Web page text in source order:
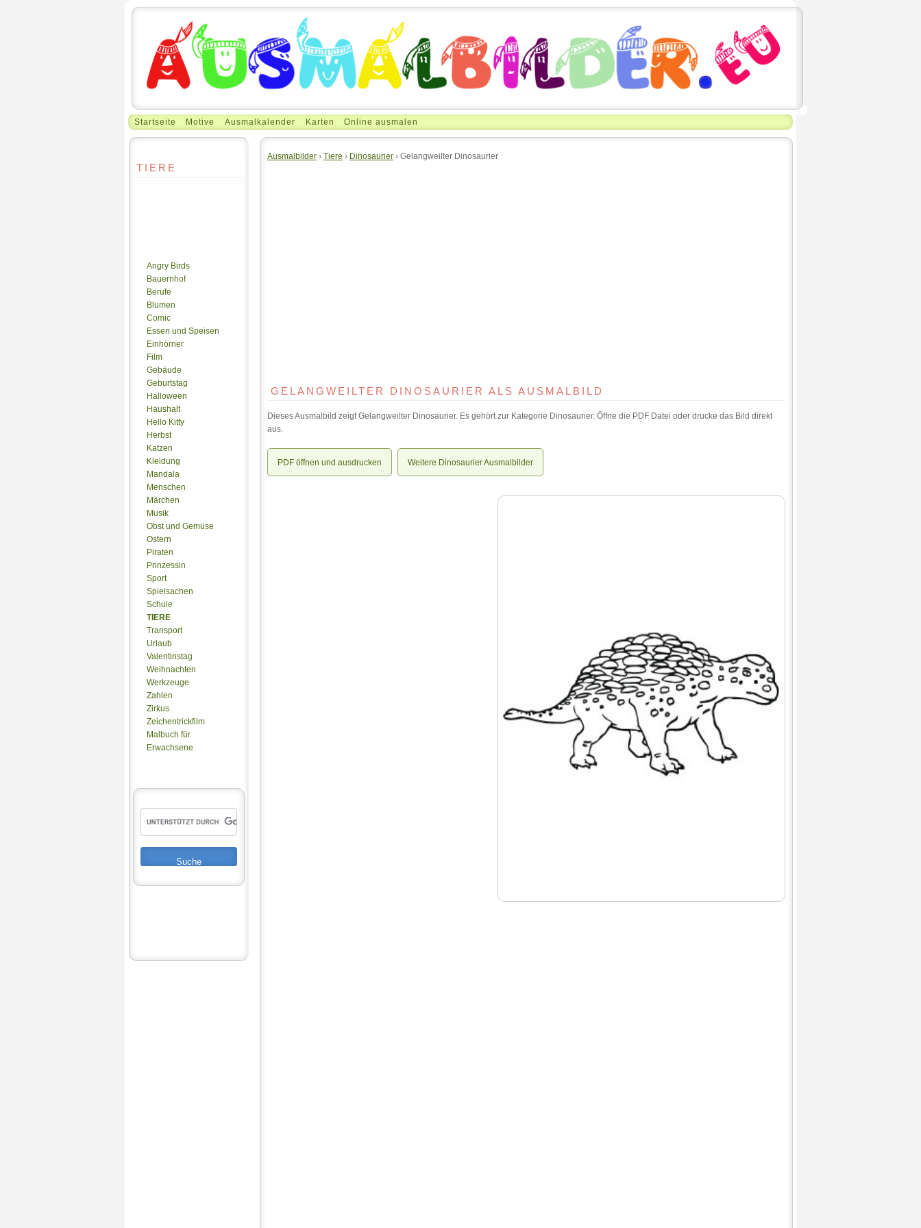
Startseite Motive Ausmalkalender Karten Online ausmalen
TIERE
Angry Birds
Bauernhof
Berufe
Blumen
Comic
Essen und Speisen
Einhörner
Film
Gebäude
Geburtstag
Halloween
Haushalt
Hello Kitty
Herbst
Katzen
Kleidung
Mandala
Menschen
Märchen
Musik
Obst und Gemüse
Ostern
Piraten
Prinzessin
Sport
Spielsachen
Schule
TIERE
Transport
Urlaub
Valentinstag
Weihnachten
Werkzeuge
Zahlen
Zirkus
Zeichentrickfilm
Malbuch für
Erwachsene
Ausmalbilder › Tiere › Dinosaurier › Gelangweilter Dinosaurier
GELANGWEILTER DINOSAURIER ALS AUSMALBILD
Dieses Ausmalbild zeigt Gelangweilter Dinosaurier. Es gehört zur Kategorie Dinosaurier. Öffne die PDF Datei oder drucke das Bild direkt
aus.
PDF öffnen und ausdrucken Weitere Dinosaurier Ausmalbilder